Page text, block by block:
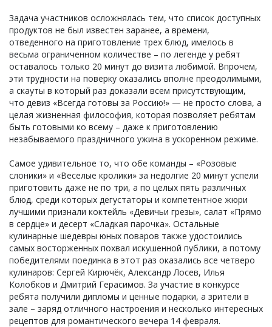
Задача участников осложнялась тем, что список доступных
продуктов не был известен заранее, а времени,
отведенного на приготовление трех блюд, имелось в
весьма ограниченном количестве – по легенде у ребят
оставалось только 20 минут до визита любимой. Впрочем,
эти трудности на поверку оказались вполне преодолимыми,
а скауты в который раз доказали всем присутствующим,
что девиз «Всегда готовы за Россию!» — не просто слова, а
целая жизненная философия, которая позволяет ребятам
быть готовыми ко всему – даже к приготовлению
незабываемого праздничного ужина в ускоренном режиме.
Самое удивительное то, что обе команды – «Розовые
слоники» и «Веселые кролики» за недолгие 20 минут успели
приготовить даже не по три, а по целых пять различных
блюд, среди которых дегустаторы и компетентное жюри
лучшими признали коктейль «Девичьи грезы», салат «Прямо
в сердце» и десерт «Сладкая парочка». Остальные
кулинарные шедевры юных поваров также удостоились
самых восторженных похвал искушенной публики, а потому
победителями поединка в этот раз оказались все четверо
кулинаров: Сергей Кирючёк, Александр Лосев, Илья
Колобков и Дмитрий Герасимов. За участие в конкурсе
ребята получили дипломы и ценные подарки, а зрители в
зале – заряд отличного настроения и несколько интересных
рецептов для романтического вечера 14 февраля.